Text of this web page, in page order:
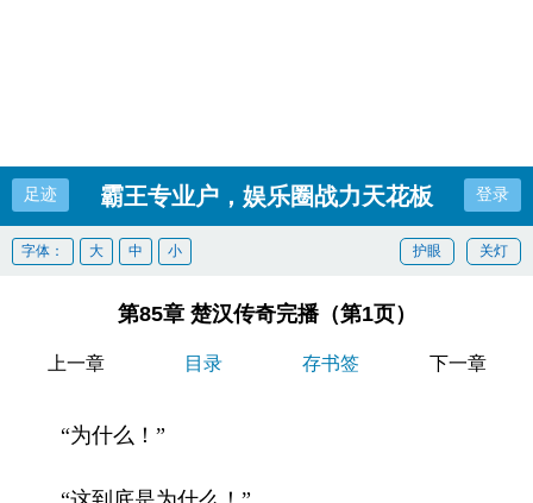
足迹 霸王专业户，娱乐圈战力天花板 登录
关灯
护眼
字体： 大 中 小
第85章 楚汉传奇完播（第1页）
上一章 目录 存书签 下一章
“为什么！”